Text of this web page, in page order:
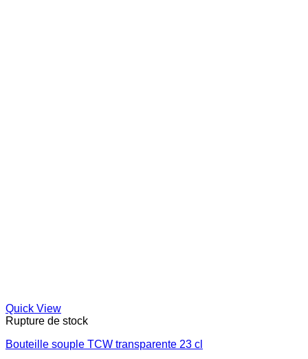
Quick View
Rupture de stock
Bouteille souple TCW transparente 23 cl